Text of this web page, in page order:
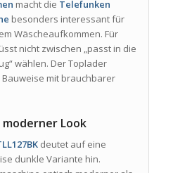
macht die Telefunken
besonders interessant für
Wäscheaufkommen. Für
nicht zwischen „passt in die
wählen. Der Toplader
mit brauchbarer
moderner Look
deutet auf eine
dunkle Variante hin.